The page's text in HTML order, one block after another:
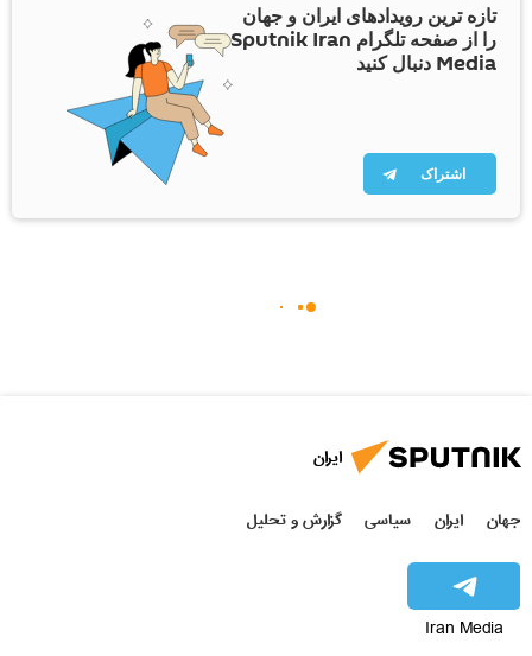
تازه ترین رویدادهای ایران و جهان
را از صفحه تلگرام Sputnik Iran
Media دنبال کنید
اشتراک
ایران
جهان ایران سیاسی گزارش و تحلیل
Iran Media